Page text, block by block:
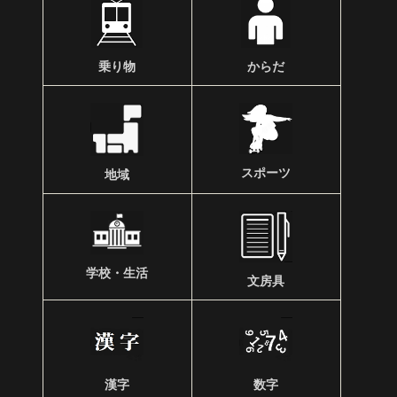
乗り物 からだ
地域 スポーツ
学校・生活
文房具
漢字 数字